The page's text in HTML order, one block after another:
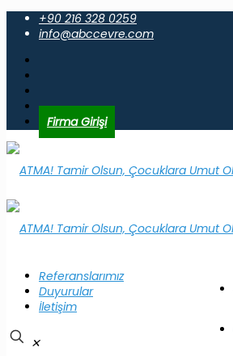
+90 216 328 0259
info@abccevre.com
Firma Girişi
Referanslarımız
Duyurular
İletişim
✕